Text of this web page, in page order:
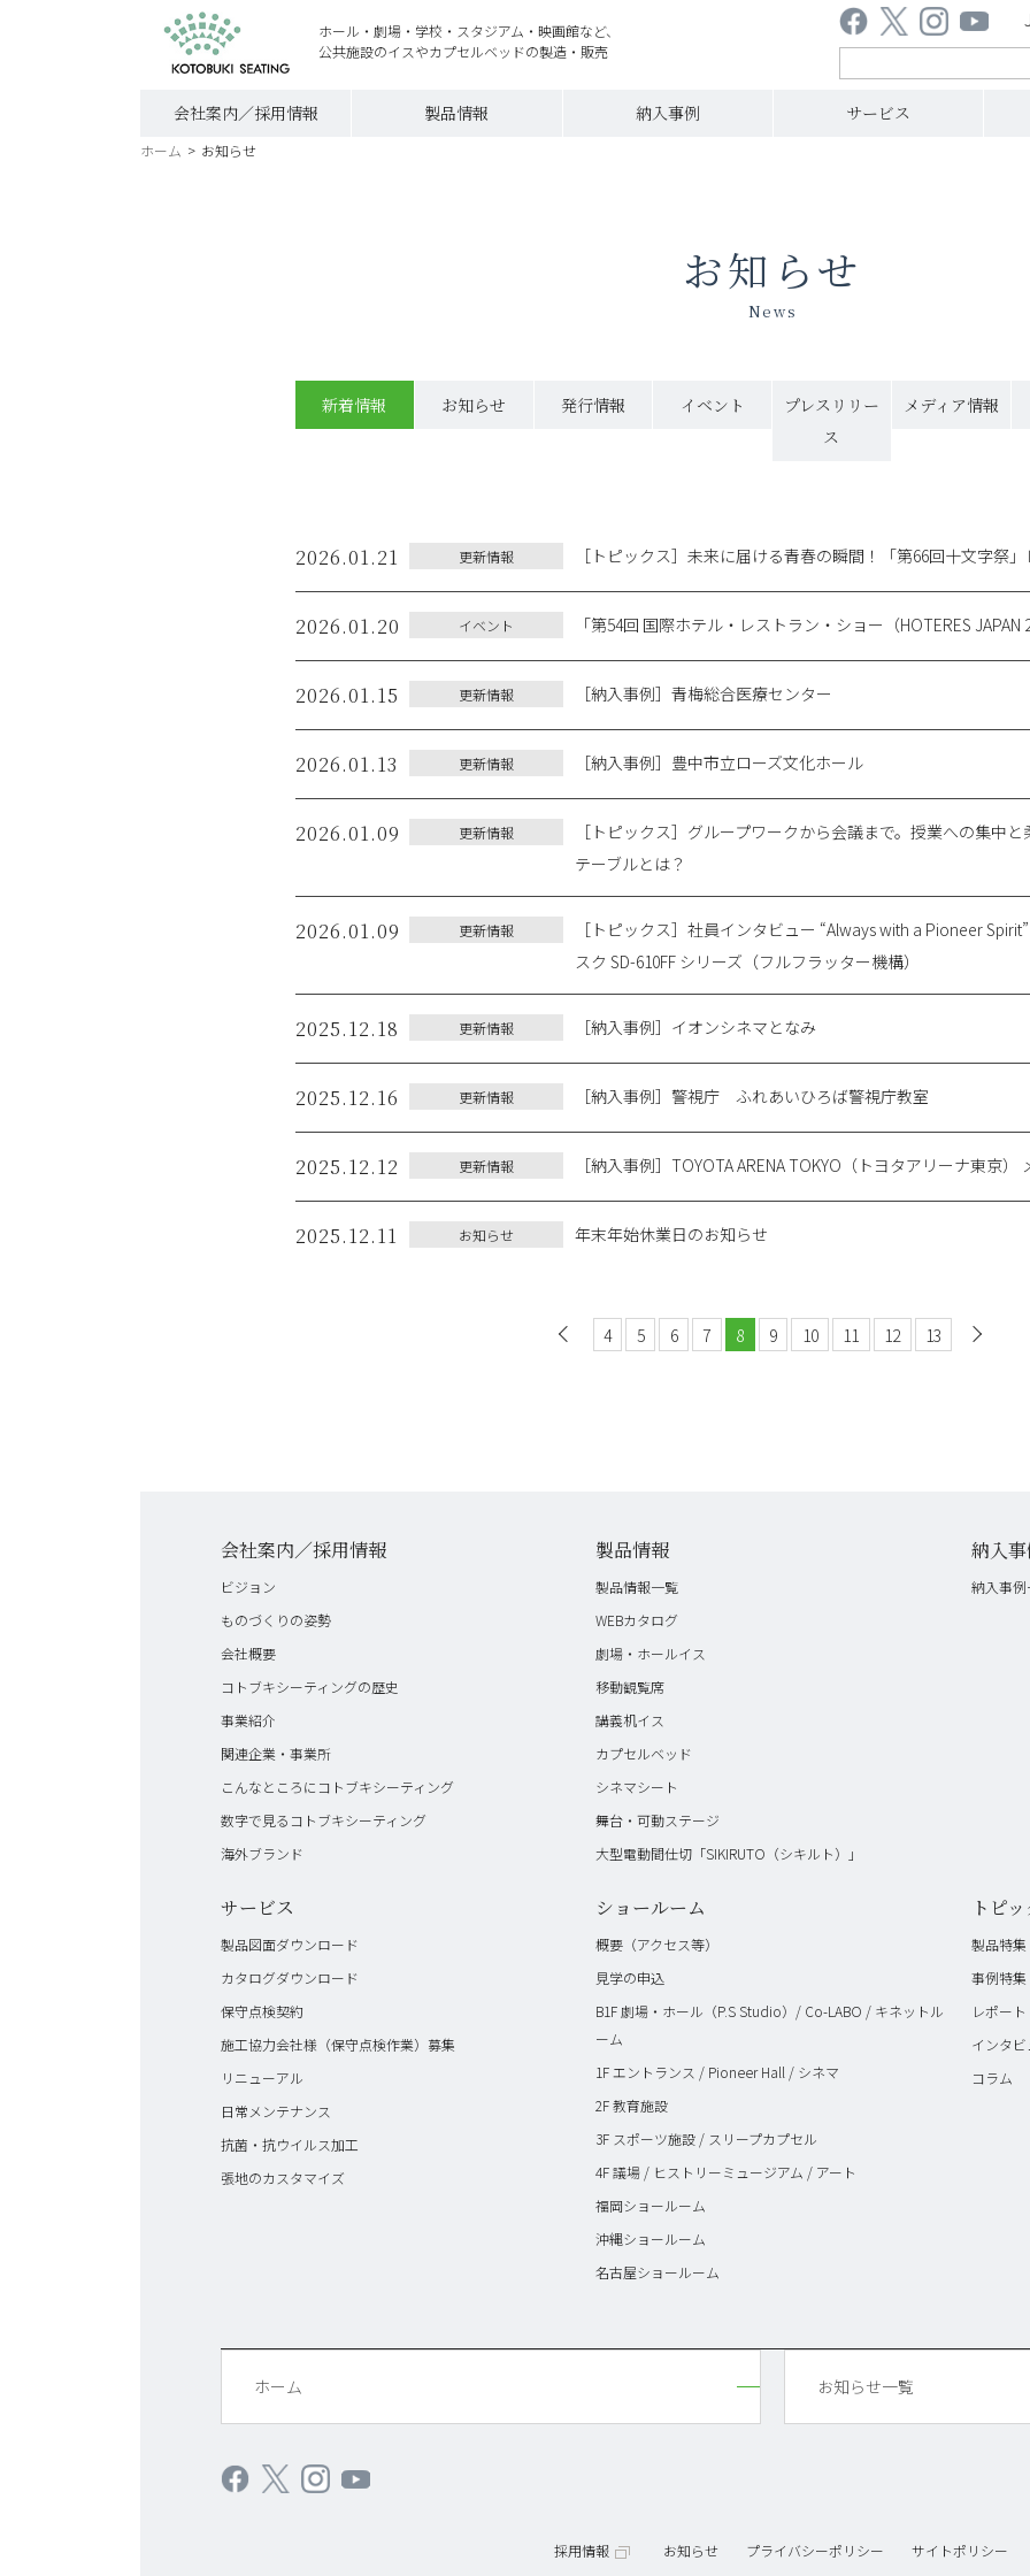
ホール・劇場・学校・スタジアム・映画館など、
公共施設のイスやカプセルベッドの製造・販売
会社案内／採用情報 製品情報 納入事例 サービス
ホーム > お知らせ
お知らせ
News
新着情報 お知らせ 発行情報 イベント
プレスリリー
ス
メディア情報
2026.01.21 更新情報 ［トピックス］未来に届ける青春の瞬間！「第66回十文字祭
2026.01.20 イベント 「第54回 国際ホテル・レストラン・ショー（HOTERES
2026.01.15 更新情報 ［納入事例］青梅総合医療センター
2026.01.13 更新情報 ［納入事例］豊中市立ローズ文化ホール
2026.01.09 更新情報
［トピックス］グループワークから会議まで。授業への集中
テーブルとは？
2026.01.09 更新情報
［トピックス］社員インタビュー “Always with a Pioneer
スク SD-610FF シリーズ（フルフラッター機構）
2025.12.18 更新情報 ［納入事例］ イオンシネマとなみ
2025.12.16 更新情報 ［納入事例］警視庁 ふれあいひろば警視庁教室
2025.12.12 更新情報 ［納入事例］TOYOTA ARENA TOKYO（トヨタアリーナ東京）
2025.12.11 お知らせ 年末年始休業日のお知らせ
前へ
4 5 6 7 8 9 10 11 12 13
会社案内／採用情報
ビジョン
ものづくりの姿勢
会社概要
コトブキシーティングの歴史
事業紹介
関連企業・事業所
こんなところにコトブキシーティング
数字で見るコトブキシーティング
海外ブランド
製品情報
製品情報一覧
WEBカタログ
劇場・ホールイス
移動観覧席
講義机イス
カプセルベッド
シネマシート
舞台・可動ステージ
大型電動間仕切「SIKIRUTO（シキルト）」
納入
納入事例
サービス
製品図面ダウンロード
カタログダウンロード
保守点検契約
施工協力会社様（保守点検作業）募集
リニューアル
日常メンテナンス
抗菌・抗ウイルス加工
張地のカスタマイズ
ショールーム
概要（アクセス等）
見学の申込
B1F 劇場・ホール（P.S Studio）/ Co-LABO / キネットル
ーム
1F エントランス / Pioneer Hall / シネマ
2F 教育施設
3F スポーツ施設 / スリープカプセル
4F 議場 / ヒストリーミュージアム / アート
福岡ショールーム
沖縄ショールーム
名古屋ショールーム
トピ
製品特集
事例特集
レポート
インタビ
コラム
ホーム お知らせ一覧
採用情報 お知らせ プライバシーポリシー サイトポリシー